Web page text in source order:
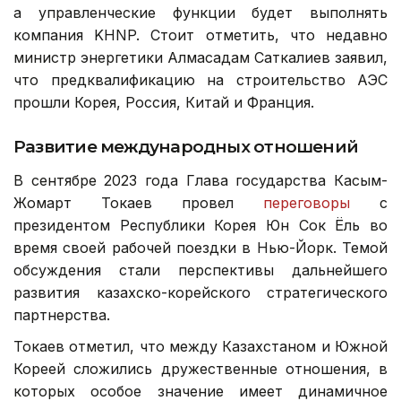
а управленческие функции будет выполнять
компания KHNP. Стоит отметить, что недавно
министр энергетики Алмасадам Саткалиев заявил,
что предквалификацию на строительство АЭС
прошли Корея, Россия, Китай и Франция.
Развитие международных отношений
В сентябре 2023 года Глава государства Касым-
Жомарт Токаев провел переговоры с
президентом Республики Корея Юн Сок Ёль во
время своей рабочей поездки в Нью-Йорк. Темой
обсуждения стали перспективы дальнейшего
развития казахско-корейского стратегического
партнерства.
Токаев отметил, что между Казахстаном и Южной
Кореей сложились дружественные отношения, в
которых особое значение имеет динамичное